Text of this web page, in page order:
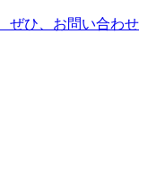
ぜひ、お問い合わせ